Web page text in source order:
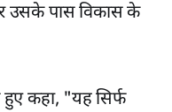
उसके पास विकास के
कहा, "यह सिर्फ